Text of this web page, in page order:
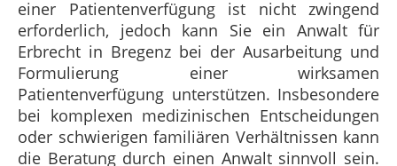
einer Patientenverfügung ist nicht zwingend
erforderlich, jedoch kann Sie ein Anwalt für
Erbrecht in Bregenz bei der Ausarbeitung und
Formulierung einer wirksamen
Patientenverfügung unterstützen. Insbesondere
bei komplexen medizinischen Entscheidungen
oder schwierigen familiären Verhältnissen kann
die Beratung durch einen Anwalt sinnvoll sein.